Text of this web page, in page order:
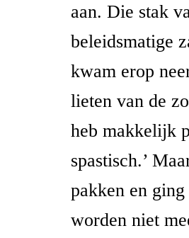
aan. Die stak
beleidsmatige
kwam erop
lieten van de
heb makkelijk
spastisch.’
pakken en ging
worden niet